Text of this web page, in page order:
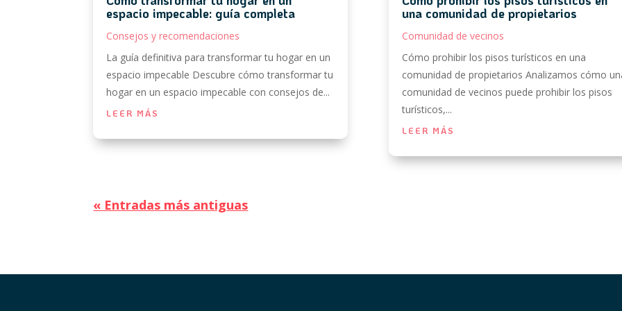
espacio impecable: guía completa
Consejos y recomendaciones
La guía definitiva para transformar tu hogar en un
espacio impecable Descubre cómo transformar tu
hogar en un espacio impecable con consejos de...
LEER MÁS
una comunidad de propietarios
Comunidad de vecinos
Cómo prohibir los pisos turísticos en una
comunidad de propietarios Analizamos cómo
comunidad de vecinos puede prohibir los pisos
turísticos,...
LEER MÁS
« Entradas más antiguas